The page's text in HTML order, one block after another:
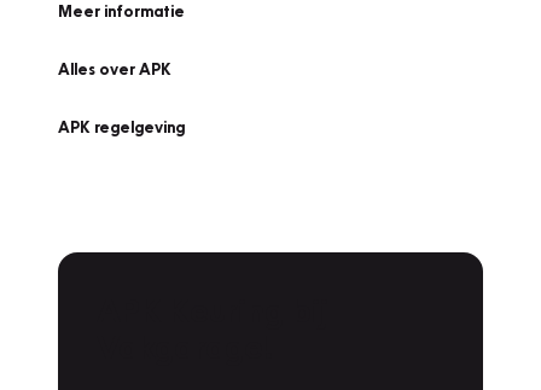
Meer informatie
Alles over APK
APK regelgeving